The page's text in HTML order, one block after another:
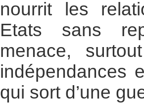
nourrit les
Etats sans
menace,
indépendances
qui sort d’une